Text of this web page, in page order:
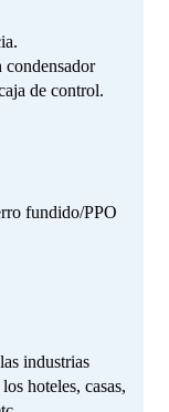
de control.
fundido/PPO
industrias
hoteles, casas,